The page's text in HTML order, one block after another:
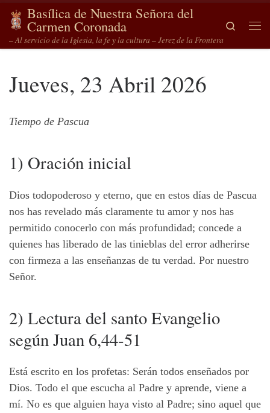
Saltar al contenido
Basílica de Nuestra Señora del
Carmen Coronada
– Al servicio de la Iglesia, la fe y la cultura – Jerez de la Frontera
Search
Jueves, 23 Abril 2026
Tiempo de Pascua
1) Oración inicial
Dios todopoderoso y eterno, que en estos días de Pascua
nos has revelado más claramente tu amor y nos has
permitido conocerlo con más profundidad; concede a
quienes has liberado de las tinieblas del error adherirse
con firmeza a las enseñanzas de tu verdad. Por nuestro
Señor.
2) Lectura del santo Evangelio
según Juan 6,44-51
Está escrito en los profetas: Serán todos enseñados por
Dios. Todo el que escucha al Padre y aprende, viene a
mí. No es que alguien haya visto al Padre; sino aquel que